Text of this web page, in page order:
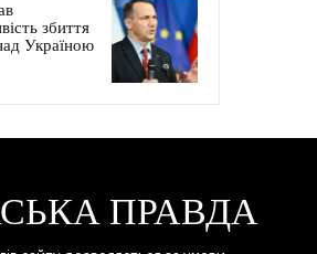
збиття
Україною
ПРАВДА